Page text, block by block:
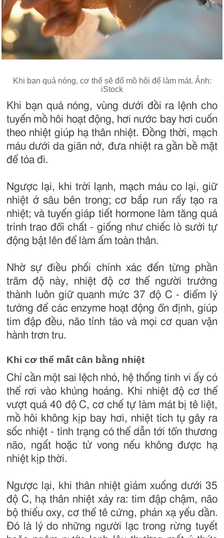
Khi bạn quá nóng, cơ thể sẽ đổ mồ hôi để làm mát. Ảnh:
iStock
Khi bạn quá nóng, vùng dưới đồi ra lệnh cho
tuyến mồ hôi hoạt động, hơi nước bay hơi cuốn
theo nhiệt giúp hạ thân nhiệt. Đồng thời, mạch
máu dưới da giãn nở, đưa nhiệt ra gần bề mặt
để tỏa đi.
Ngược lại, khi trời lạnh, mạch máu co lại, giữ
nhiệt ở sâu bên trong; cơ bắp run rẩy tạo ra
nhiệt; và tuyến giáp tiết hormone làm tăng quá
trình trao đổi chất - giống như chiếc lò sưởi tự
động bật lên để làm ấm toàn thân.
Nhờ sự điều phối chính xác đến từng phần
trăm độ này, nhiệt độ cơ thể người trưởng
thành luôn giữ quanh mức 37 độ C - điểm lý
tưởng để các enzyme hoạt động ổn định, giúp
tim đập đều, não tỉnh táo và mọi cơ quan vận
hành trơn tru.
Khi cơ thể mất cân bằng nhiệt
Chỉ cần một sai lệch nhỏ, hệ thống tinh vi ấy có
thể rơi vào khủng hoảng. Khi nhiệt độ cơ thể
vượt quá 40 độ C, cơ chế tự làm mát bị tê liệt,
mồ hôi không kịp bay hơi, nhiệt tích tụ gây ra
sốc nhiệt - tình trạng có thể dẫn tới tổn thương
não, ngất hoặc tử vong nếu không được hạ
nhiệt kịp thời.
Ngược lại, khi thân nhiệt giảm xuống dưới 35
độ C, hạ thân nhiệt xảy ra: tim đập chậm, não
bộ thiếu oxy, cơ thể tê cứng, phản xạ yếu dần.
Đó là lý do những người lạc trong rừng tuyết